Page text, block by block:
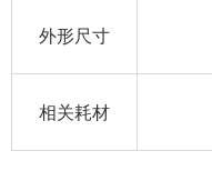
外形尺寸
相关耗材